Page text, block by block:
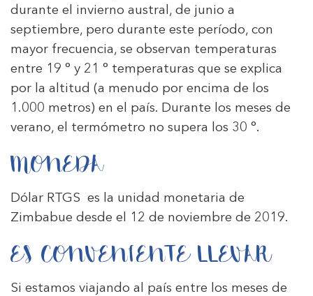
durante el invierno austral, de junio a
septiembre, pero durante este período, con
mayor frecuencia, se observan temperaturas
entre 19 ° y 21 ° temperaturas que se explica
por la altitud (a menudo por encima de los
1.000 metros) en el país. Durante los meses de
verano, el termómetro no supera los 30 °.
MONEDA
Dólar RTGS ​​ es la unidad monetaria de
Zimbabue desde el 12 de noviembre de 2019.
ES CONVENIENTE LLEVAR
Si estamos viajando al país entre los meses de